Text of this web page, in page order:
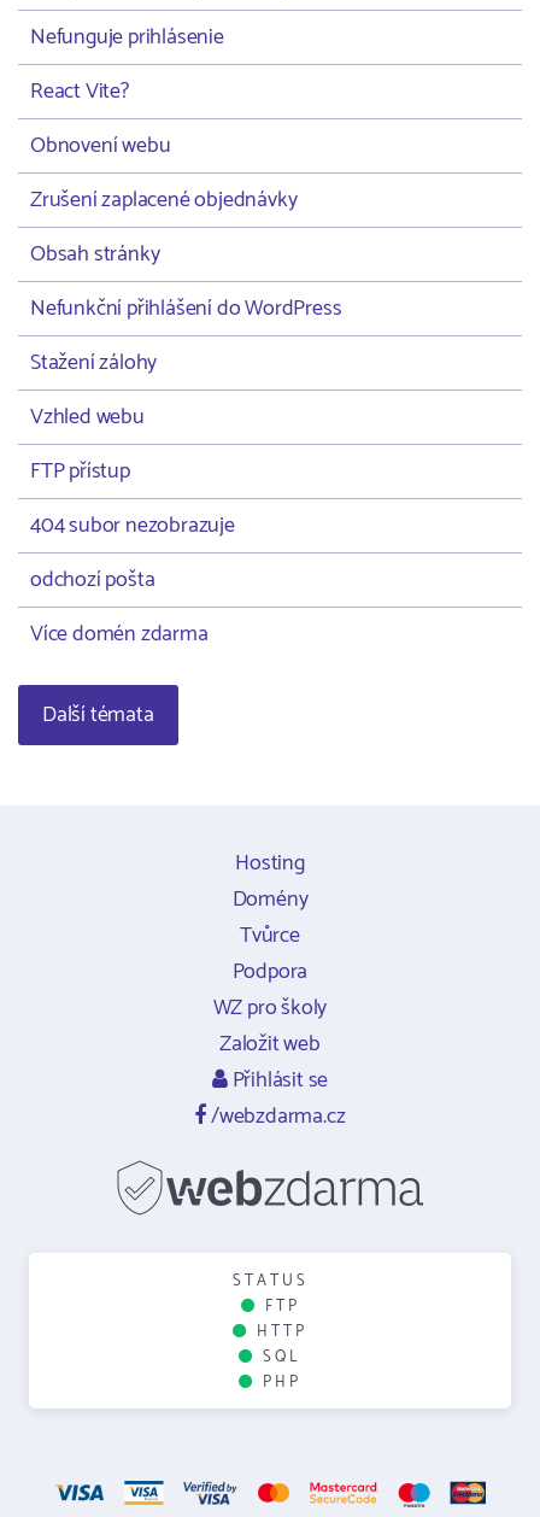
Nefunguje prihlásenie
React Vite?
Obnovení webu
Zrušení zaplacené objednávky
Obsah stránky
Nefunkční přihlášení do WordPress
Stažení zálohy
Vzhled webu
FTP přístup
404 subor nezobrazuje
odchozí pošta
Více domén zdarma
Další témata
Hosting
Domény
Tvůrce
Podpora
WZ pro školy
Založit web
Přihlásit se
/webzdarma.cz
STATUS
FTP
HTTP
SQL
PHP